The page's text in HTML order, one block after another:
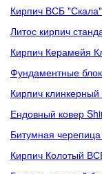
Кирпич ВСБ
Литос кирпич
Кирпич Керамейя
Фундаментные
Кирпич
Ендовный ковер
Битумная
Кирпич Колотый